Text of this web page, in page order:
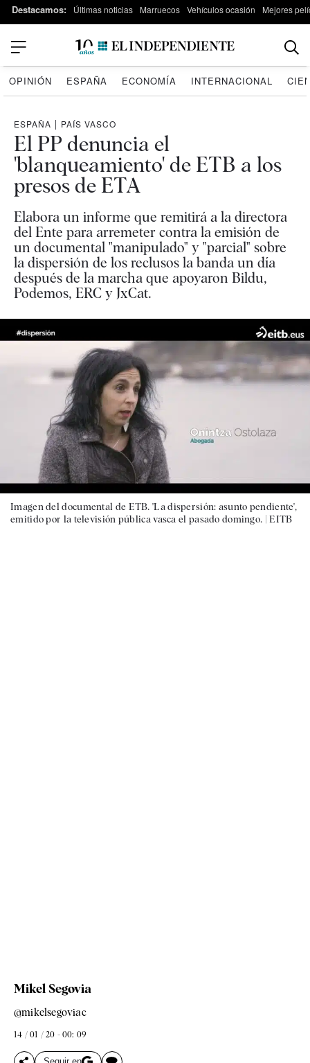
Destacamos: Últimas noticias Marruecos Vehículos ocasión Mejores
OPINIÓN ESPAÑA ECONOMÍA INTERNACIONAL
ESPAÑA | PAÍS VASCO
El PP denuncia el
'blanqueamiento' de ETB a los
presos de ETA
Elabora un informe que remitirá a la directora
del Ente para arremeter contra la emisión de
un documental "manipulado" y "parcial" sobre
la dispersión de los reclusos la banda un día
después de la marcha que apoyaron Bildu,
Podemos, ERC y JxCat.
Imagen del documental de ETB. 'La dispersión: asunto pendiente',
emitido por la televisión pública vasca el pasado domingo. |EITB
Mikel Segovia
@mikelsegoviac
14 / 01 / 20 - 00: 09